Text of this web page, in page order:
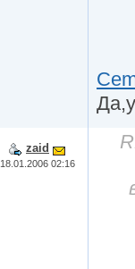
zaid
18.01.2006 02:16